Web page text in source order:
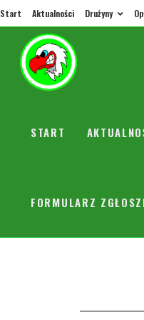
Start Aktualności Drużyny
START
FORMULARZ
Tr. Paweł